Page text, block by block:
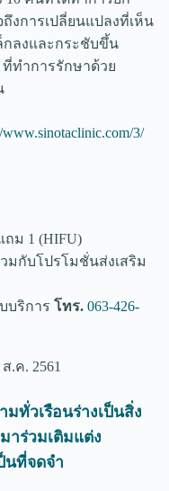
งการเปลี่ยนแปลงที่เห็น
กลงและกระชับขึ้น
ทำการรักษาด้วย
www.sinotaclinic.com/3/
ม 1 (HIFU)
มกับโปรโมชั่นส่งเสริม
บริการ โทร. 063-426-
.ค. 2561
ทั่วเรือนร่างเป็นสิ่ง
าร่วมเติมแต่ง
นที่จดจำ